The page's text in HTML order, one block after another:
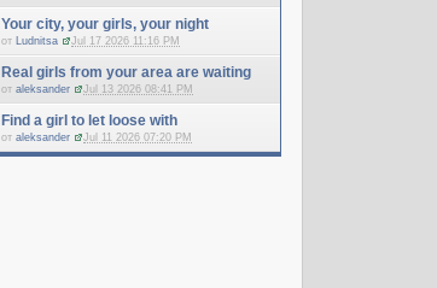
Your city, your girls, your night
от Ludnitsa Jul 17 2026 11:16 PM
Real girls from your area are waiting
отaleksander Jul 13 2026 08:41 PM
Find a girl to let loose with
отaleksander Jul 11 2026 07:20 PM